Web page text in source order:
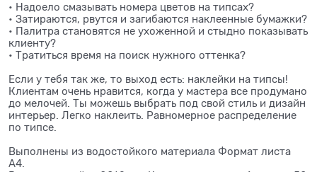
• Надоело смазывать номера цветов на типсах?
• Затираются, рвутся и загибаются наклеенные бумажки?
• Палитра становятся не ухоженной и стыдно показывать
клиенту?
• Тратиться время на поиск нужного оттенка?
Если у тебя так же, то выход есть: наклейки на типсы!
Клиентам очень нравится, когда у мастера все продумано
до мелочей. Ты можешь выбрать под свой стиль и дизайн
интерьер. Легко наклеить. Равномерное распределение
по типсе.
Выполнены из водостойкого материала Формат листа
А4.